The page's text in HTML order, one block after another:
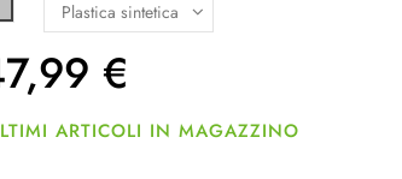
€
ARTICOLI IN MAGAZZINO